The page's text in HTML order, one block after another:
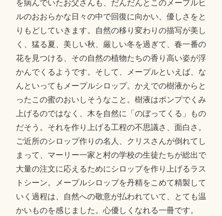
を病んでいたお父さんも、だんだんとこのメープルヒ
ルのおおらかな日々の中で回復に向かい、優しさをと
りもどしていきます。自然の移り変わりの描写が美し
く、猛る夏、美しい秋、厳しい冬を過ぎて、春一番の
花を見つける、その自然の植物たちの香り高い姿が浮
かんでくるようです。そして、メープルといえば、な
んといってもメープルシロップ。かえでの樹液からと
ったこの蜜のおいしそうなこと。樹液はポンプでくみ
上げるのではなく、木を自然に「のぼってくる」もの
だそう。それを作り上げる工程の不思議さ、面白さ。
ご近所のシロップ作りの名人、クリスさんが倒れてし
まって、マーリー一家と村の学校の生徒たちが総出で
大量の注文に応えるためにシロップを作り上げるラス
トシーン。メープルシロップを丹精をこめて精製して
いく過程は、自然への敬意が払われていて、とても温
かいものを感じました。心優しくなれる一冊です。